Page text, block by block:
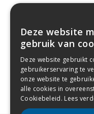
Deze website
gebruik van
Deze website gebruikt
gebruikerservaring te
onze website te
alle cookies in
Cookiebeleid. Lees